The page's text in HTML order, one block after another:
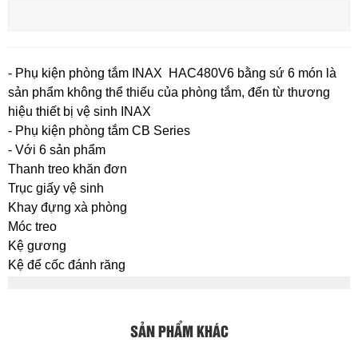
- Phụ kiện phòng tắm INAX HAC480V6 bằng sứ 6 món là
sản phẩm không thể thiếu của phòng tắm, đến từ thương
hiệu thiết bị vệ sinh INAX
- Phụ kiện phòng tắm CB Series
- Với 6 sản phẩm
Thanh treo khăn đơn
Trục giấy vệ sinh
Khay đựng xà phòng
Móc treo
Kệ gương
Kệ để cốc đánh răng
SẢN PHẨM KHÁC